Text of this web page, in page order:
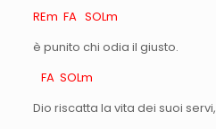
REm FA SOLm
è punito chi odia il giusto.
FA SOLm
Dio riscatta la vita dei suoi servi,